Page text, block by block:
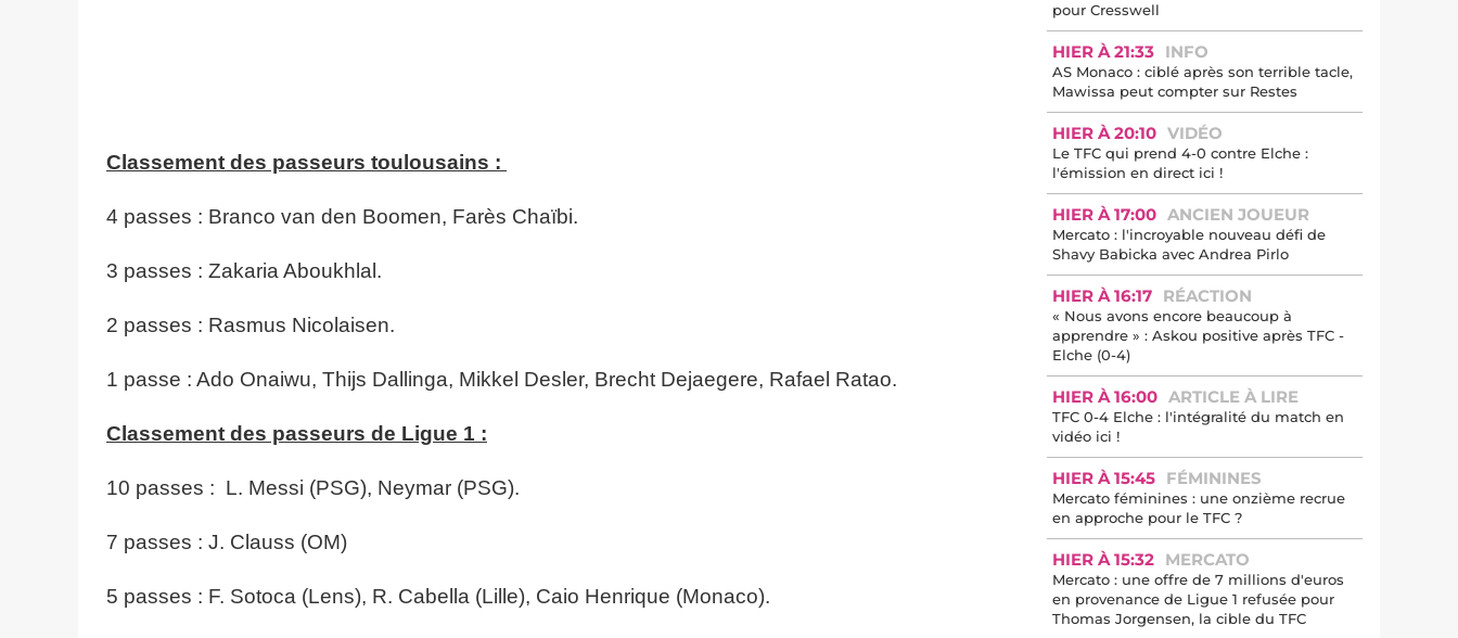
Classement des passeurs toulousains :
4 passes : Branco van den Boomen, Farès Chaïbi.
3 passes : Zakaria Aboukhlal.
2 passes : Rasmus Nicolaisen.
1 passe : Ado Onaiwu, Thijs Dallinga, Mikkel Desler, Brecht Dejaegere, Rafael Ratao.
Classement des passeurs de Ligue 1 :
10 passes : L. Messi (PSG), Neymar (PSG).
7 passes : J. Clauss (OM)
5 passes : F. Sotoca (Lens), R. Cabella (Lille), Caio Henrique (Monaco).
pour Cresswell
HIER À 21:33 INFO
AS Monaco : ciblé après son terrible tacle,
Mawissa peut compter sur Restes
HIER À 20:10 VIDÉO
Le TFC qui prend 4-0 contre Elche :
l'émission en direct ici !
HIER À 17:00 ANCIEN JOUEUR
Mercato : l'incroyable nouveau défi de
Shavy Babicka avec Andrea Pirlo
HIER À 16:17 RÉACTION
« Nous avons encore beaucoup à
apprendre » : Askou positive après TFC -
Elche (0-4)
HIER À 16:00 ARTICLE À LIRE
TFC 0-4 Elche : l'intégralité du match en
vidéo ici !
HIER À 15:45 FÉMININES
Mercato féminines : une onzième recrue
en approche pour le TFC ?
HIER À 15:32 MERCATO
Mercato : une offre de 7 millions d'euros
en provenance de Ligue 1 refusée pour
Thomas Jorgensen, la cible du TFC